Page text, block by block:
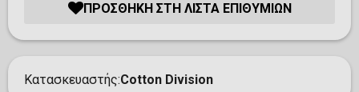
ΠΡΟΣΘΉΚΗ ΣΤΗ ΛΊΣΤΑ ΕΠΙΘΥΜΙΏΝ
Κατασκευαστής Cotton Division